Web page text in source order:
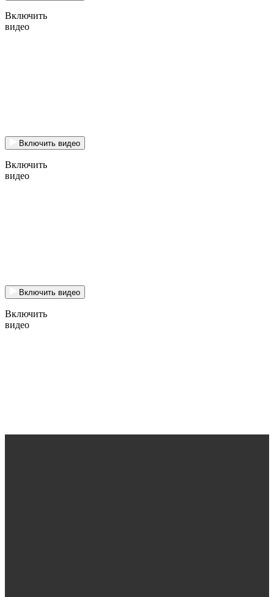
Включить
видео
Включить видео
Включить
видео
Включить видео
Включить
видео